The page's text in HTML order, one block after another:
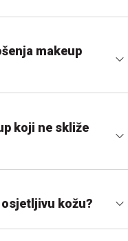
makeup
koji ne skliže
osjetljivu kožu?